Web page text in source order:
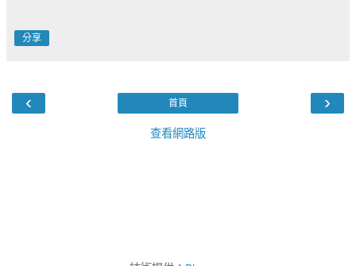
分享
‹ ›
首頁
查看網路版